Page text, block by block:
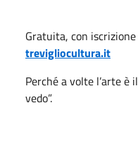
Gratuita, con
trevigliocultura.it
Perché a volte l’arte è
vedo”.